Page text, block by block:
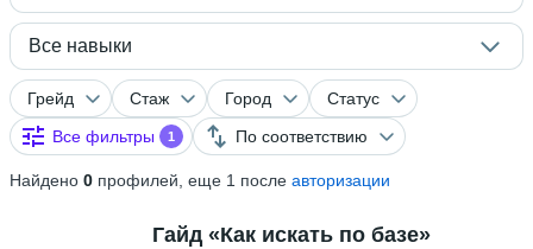
Все навыки
Грейд Стаж Город
Статус
Все фильтры
1 По соответствию
Найдено 0 профилей, еще 1 после авторизации
Гайд «Как искать по базе»